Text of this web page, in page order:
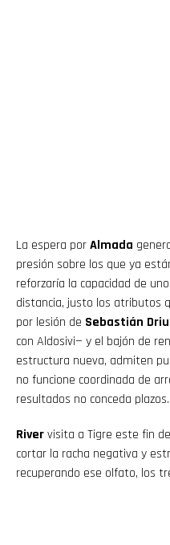
La espera porAlmada
presión sobre los que ya
reforzaría la capacidad de
distancia, justo los atributos
por lesión de Sebastián
con Aldosivi— y el bajón de
estructura nueva, admiten
no funcione coordinada de
resultados no conceda plazos.
Rivervisita a Tigre este fin
cortar la racha negativa y
recuperando ese olfato, los